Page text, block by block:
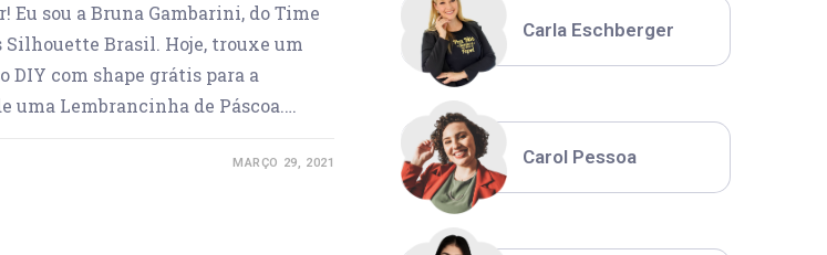
Eu sou a Bruna Gambarini, do Time
Silhouette Brasil. Hoje, trouxe um
DIY com shape grátis para a
uma Lembrancinha de Páscoa.…
MARÇO 29, 2021
Carla Eschberger
Carol Pessoa